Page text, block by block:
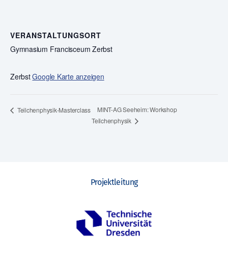
VERANSTALTUNGSORT
Gymnasium Francisceum Zerbst
ZerbstGoogle Karte anzeigen
Teilchenphysik-Masterclass
MINT-AG Seeheim: Workshop
Teilchenphysik
Projektleitung